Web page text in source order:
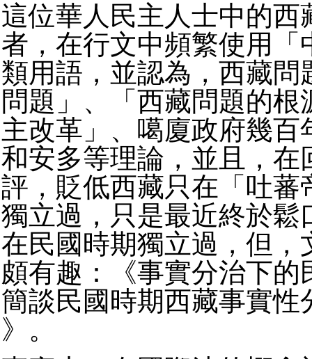
這位華人民主人士中的西
者，在行文中頻繁使用「
類用語，並認為，西藏問
問題」、「西藏問題的根
主改革」、噶廈政府幾百
和安多等理論，並且，在
評，貶低西藏只在「吐蕃
獨立過，只是最近終於鬆
在民國時期獨立過，但，
頗有趣：《事實分治下的
簡談民國時期西藏事實性
》。